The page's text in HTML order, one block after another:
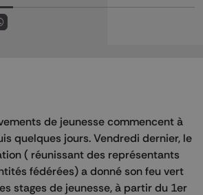
FaceBook
sur LinkedIn
sur Whatsapp
de jeunesse commencent à
quelques jours. Vendredi dernier, le
( réunissant des représentants
fédérées) a donné son feu vert
stages de jeunesse, à partir du 1er